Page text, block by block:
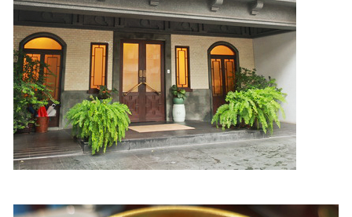
影音區
創意出版服務
歷史區
關於Yilan
個人著作
媒體報導一覽